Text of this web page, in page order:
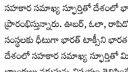
సహకార సమాఖ్య స్ఫూర్తితో దేశంలో
ప్రారంభిస్తున్నారు. ఊబర్, ఓలా,
సంస్థలకు ధీటుగా భారత్ టాక్సీని
దేశంలో సహకార సమాఖ్య స్ఫూర్తితో